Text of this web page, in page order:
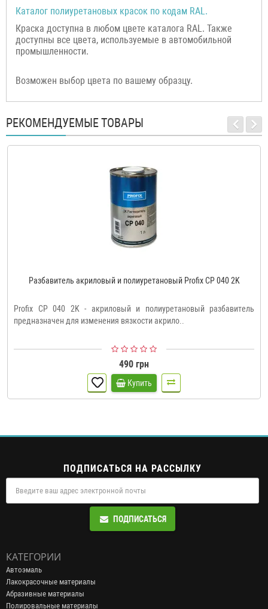
Каталог полиуретановых красок по кодам RAL.
Краска доступна в любом цвете каталога RAL. Также
доступны все цвета, используемые в автомобильной
промышленности.
Возможен выбор цвета по вашему образцу.
РЕКОМЕНДУЕМЫЕ ТОВАРЫ
Разбавитель акриловый и полиуретановый Profix CP 040 2K
Profix CP 040 2K - акриловый и полиуретановый разбавитель
предназначен для изменения вязкости акрило..
490 грн
Купить
ПОДПИСАТЬСЯ НА РАССЫЛКУ
ПОДПИСАТЬСЯ
КАТЕГОРИИ
Автоэмаль
Лакокрасочные материалы
Абразивные материалы
Полировальные материалы